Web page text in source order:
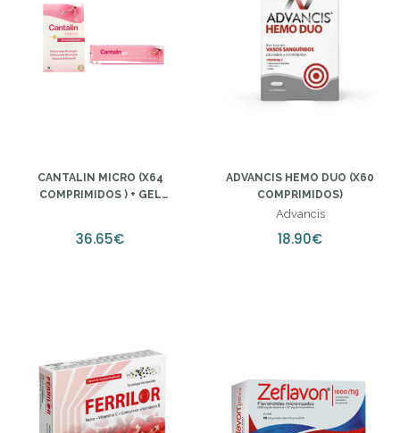
CANTALIN MICRO (X64
COMPRIMIDOS ) + GEL
36.65€
ADVANCIS HEMO DUO (X60
COMPRIMIDOS)
Advancis
18.90€